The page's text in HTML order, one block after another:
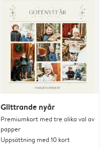
Glittrande nyår
Premiumkort med tre olika val av
papper
Uppsättning med 10 kort